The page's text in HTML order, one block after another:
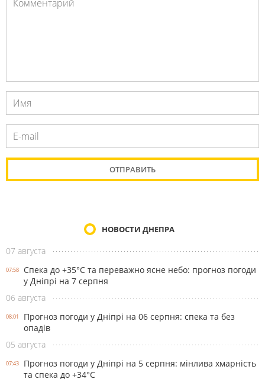
НОВОСТИ ДНЕПРА
07 августа
07:58
Спека до +35°С та переважно ясне небо: прогноз погоди
у Дніпрі на 7 серпня
06 августа
08:01
Прогноз погоди у Дніпрі на 06 серпня: спека та без
опадів
05 августа
07:43
Прогноз погоди у Дніпрі на 5 серпня: мінлива хмарність
та спека до +34°С